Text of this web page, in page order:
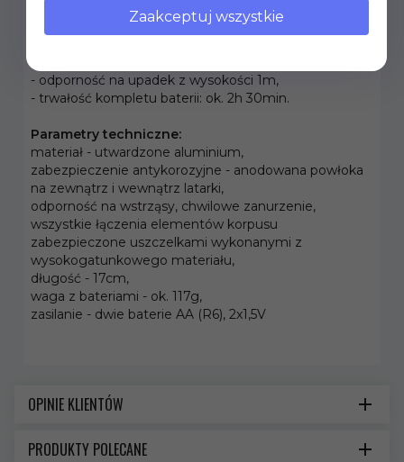
- strumień światła ok. 270 lumenów [lm],
- odporność na ekstremalne warunki
- odporność na upadek z wysokości 1m,
- trwałość kompletu baterii: ok. 2h 30min.
Parametry techniczne:
materiał - utwardzone aluminium,
zabezpieczenie antykorozyjne - anodowana powłoka
na zewnątrz i wewnątrz latarki,
odporność na wstrząsy, chwilowe zanurzenie,
wszystkie łączenia elementów korpusu
zabezpieczone uszczelkami wykonanymi z
wysokogatunkowego materiału,
długość - 17cm,
waga z bateriami - ok. 117g,
zasilanie - dwie baterie AA (R6), 2x1,5V
OPINIE KLIENTÓW
PRODUKTY POLECANE
Zaakceptuj wszystkie